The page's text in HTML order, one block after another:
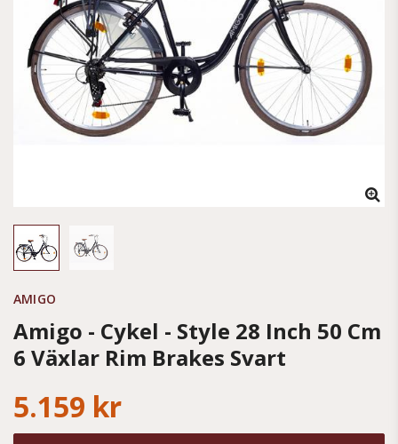
AMIGO
Amigo - Cykel - Style 28 Inch 50 Cm
6 Växlar Rim Brakes Svart
5.159 kr